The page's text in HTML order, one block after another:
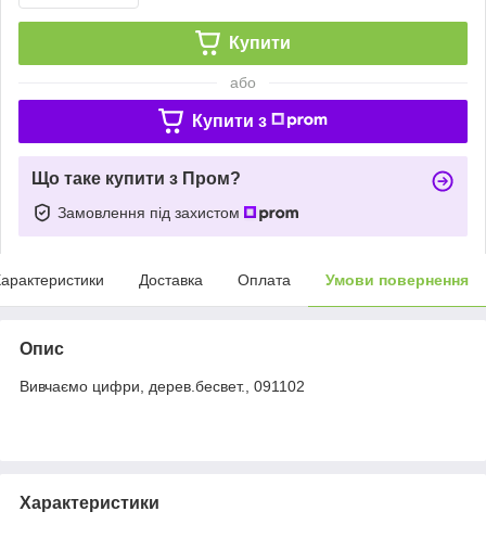
Купити
або
Купити з
Що таке купити з Пром?
Замовлення під захистом
Доставка Оплата Умови повернення
Опис
Вивчаємо цифри, дерев.бесвет., 091102
Характеристики